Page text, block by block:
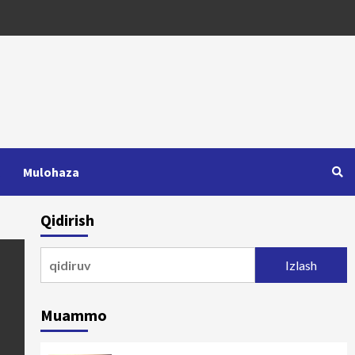
Mulohaza
Qidirish
Muammo